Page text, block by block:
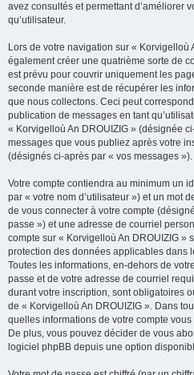
avez consultés et permettant d’améliorer
qu’utilisateur.
Lors de votre navigation sur « Korvigelloù
également créer une quatrième sorte de
est prévu pour couvrir uniquement les
seconde manière est de récupérer les
que nous collectons. Ceci peut
publication de messages en tant
« Korvigelloù An DROUIZIG » (désignée
messages que vous publiez après votre
(désignés ci-après par « vos messages »).
Votre compte contiendra au minimum un
par « votre nom d’utilisateur ») et un mot
de vous connecter à votre compte
passe ») et une adresse de courriel
compte sur « Korvigelloù An DROUIZIG »
protection des données applicables dans
Toutes les informations, en-dehors de
passe et de votre adresse de courriel
durant votre inscription, sont obligatoires
de « Korvigelloù An DROUIZIG ». Dans
quelles informations de votre compte
De plus, vous pouvez décider de vous
logiciel phpBB depuis une option